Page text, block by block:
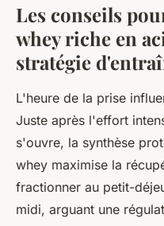
Les conseils
whey riche en
stratégie
L'heure de la prise
Juste après l'effort
s'ouvre, la synthèse
whey maximise la
fractionner au petit-
midi, arguant une